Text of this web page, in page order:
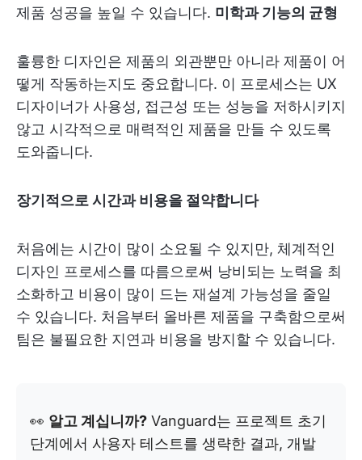
제품 성공을 높일 수 있습니다. 미학과 기능의 균형
훌륭한 디자인은 제품의 외관뿐만 아니라 제품이 어
떻게 작동하는지도 중요합니다. 이 프로세스는 UX
디자이너가 사용성, 접근성 또는 성능을 저하시키지
않고 시각적으로 매력적인 제품을 만들 수 있도록
도와줍니다.
장기적으로 시간과 비용을 절약합니다
처음에는 시간이 많이 소요될 수 있지만, 체계적인
디자인 프로세스를 따름으로써 낭비되는 노력을 최
소화하고 비용이 많이 드는 재설계 가능성을 줄일
수 있습니다. 처음부터 올바른 제품을 구축함으로써
팀은 불필요한 지연과 비용을 방지할 수 있습니다.
👀 알고 계십니까? Vanguard는 프로젝트 초기
단계에서 사용자 테스트를 생략한 결과, 개발